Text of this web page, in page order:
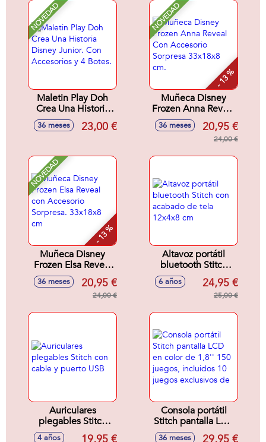
NOVEDAD
Maletin Play Doh
Crea Una Historia
Disney Junior. Con
Accesorios y 4
36 meses 23,00 €
NOVEDAD
- 13 %
Muñeca Disney
Frozen Anna Reveal
Con Accesorio
Sorpresa 33x18x8
36 meses 20,95 €
24,00 €
NOVEDAD
- 13 %
Muñeca Disney
Frozen Elsa Reveal
con Accesorio
Sorpresa. 33x18x8
36 meses 20,95 €
24,00 €
Altavoz portátil
bluetooth Stitch
con acabado de
tela 12x4x8 cm
6 años 24,95 €
25,00 €
Auriculares
plegables Stitch
con cable y puerto
4 años
Consola portátil
Stitch pantalla LCD
en color de 1,8''
36 meses